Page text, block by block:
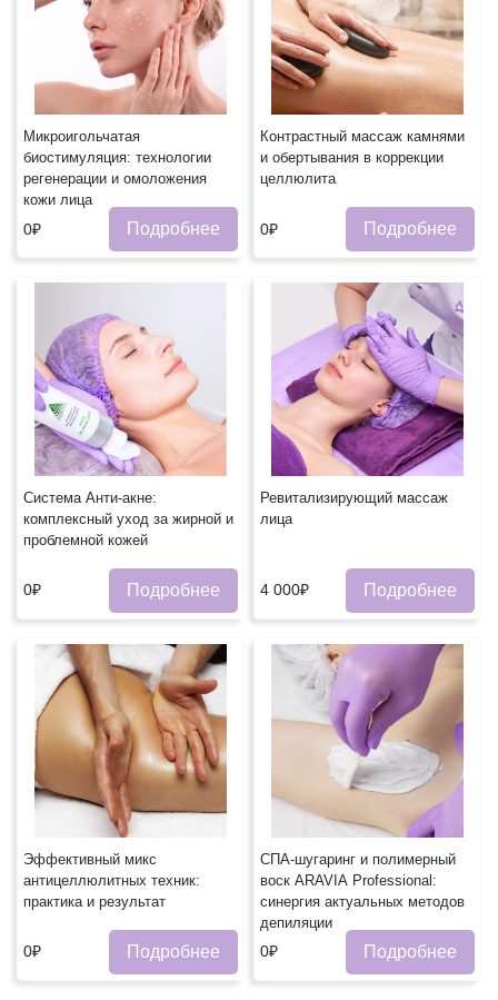
Микроигольчатая
биостимуляция: технологии
регенерации и омоложения
кожи лица
0₽ Подробнее
Контрастный массаж камнями
и обертывания в коррекции
целлюлита
0₽ Подробнее
Система Анти-акне:
комплексный уход за жирной и
проблемной кожей
0₽ Подробнее
Ревитализирующий массаж
лица
4 000₽ Подробнее
Эффективный микс
антицеллюлитных техник:
практика и результат
0₽ Подробнее
СПА-шугаринг и полимерный
воск ARAVIA Professional:
синергия актуальных методов
депиляции
0₽ Подробнее